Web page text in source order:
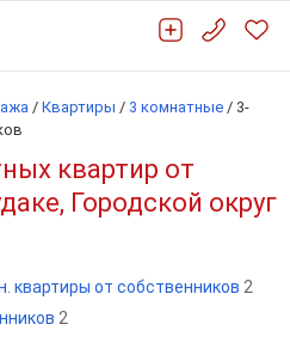
/ Квартиры / 3 комнатные / 3-
квартир от
Городской округ
квартиры от собственников 2
2